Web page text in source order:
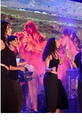
Rebaï, un
dans l'univers
cinq ans.